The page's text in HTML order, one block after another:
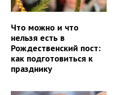
Что можно и что
нельзя есть в
Рождественский пост:
как подготовиться к
празднику